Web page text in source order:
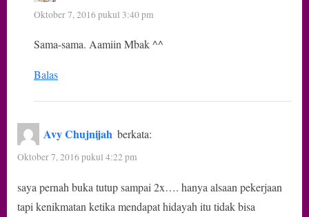
Oktober 7, 2016 pukul 3:40 pm
Sama-sama. Aamiin Mbak ^^
Balas
Avy Chujnijah berkata:
Oktober 7, 2016 pukul 4:22 pm
saya pernah buka tutup sampai 2x…. hanya alsaan pekerjaan
tapi kenikmatan ketika mendapat hidayah itu tidak bisa